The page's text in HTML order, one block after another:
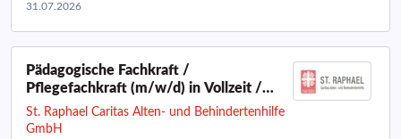
31.07.2026
Pädagogische Fachkraft /
Pflegefachkraft (m/w/d) in Vollzeit /
Teilzeit
St. Raphael Caritas Alten- und Behindertenhilfe
GmbH